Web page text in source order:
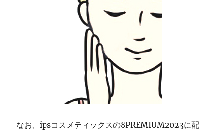
なお、ipsコスメティックスの8PREMIUM2023に配